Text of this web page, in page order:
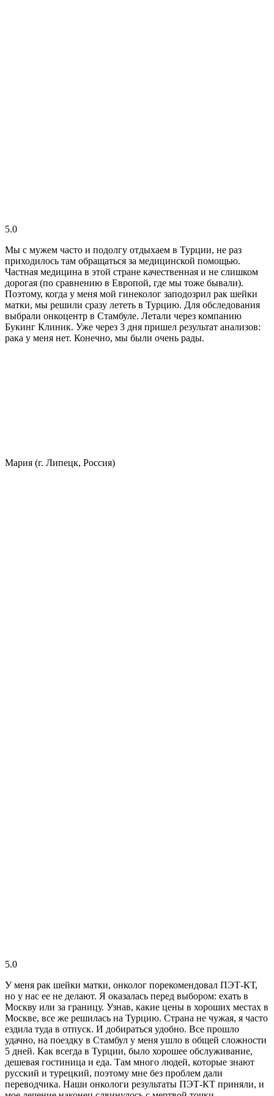
5.0
Мы с мужем часто и подолгу отдыхаем в Турции, не раз
приходилось там обращаться за медицинской помощью.
Частная медицина в этой стране качественная и не слишком
дорогая (по сравнению в Европой, где мы тоже бывали).
Поэтому, когда у меня мой гинеколог заподозрил рак шейки
матки, мы решили сразу лететь в Турцию. Для обследования
выбрали онкоцентр в Стамбуле. Летали через компанию
Букинг Клиник. Уже через 3 дня пришел результат анализов:
рака у меня нет. Конечно, мы были очень рады.
Мария (г. Липецк, Россия)
5.0
У меня рак шейки матки, онколог порекомендовал ПЭТ-КТ,
но у нас ее не делают. Я оказалась перед выбором: ехать в
Москву или за границу. Узнав, какие цены в хороших местах в
Москве, все же решилась на Турцию. Страна не чужая, я часто
ездила туда в отпуск. И добираться удобно. Все прошло
удачно, на поездку в Стамбул у меня ушло в общей сложности
5 дней. Как всегда в Турции, было хорошее обслуживание,
дешевая гостиница и еда. Там много людей, которые знают
русский и турецкий, поэтому мне без проблем дали
переводчика. Наши онкологи результаты ПЭТ-КТ приняли, и